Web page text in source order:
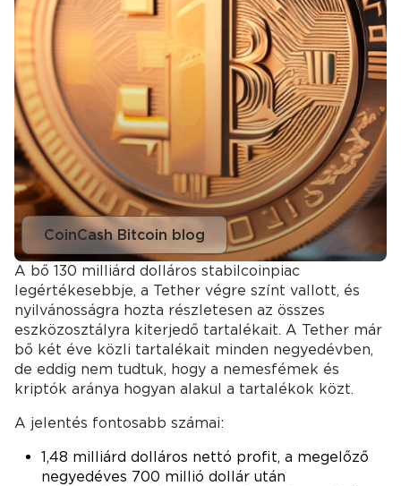
CoinCash Bitcoin blog
A bő 130 milliárd dolláros stabilcoinpiac
legértékesebbje, a Tether végre színt vallott, és
nyilvánosságra hozta részletesen az összes
eszközosztályra kiterjedő tartalékait. A Tether már
bő két éve közli tartalékait minden negyedévben,
de eddig nem tudtuk, hogy a nemesfémek és
kriptók aránya hogyan alakul a tartalékok közt.
A jelentés fontosabb számai:
1,48 milliárd dolláros nettó profit, a megelőző
negyedéves 700 millió dollár után